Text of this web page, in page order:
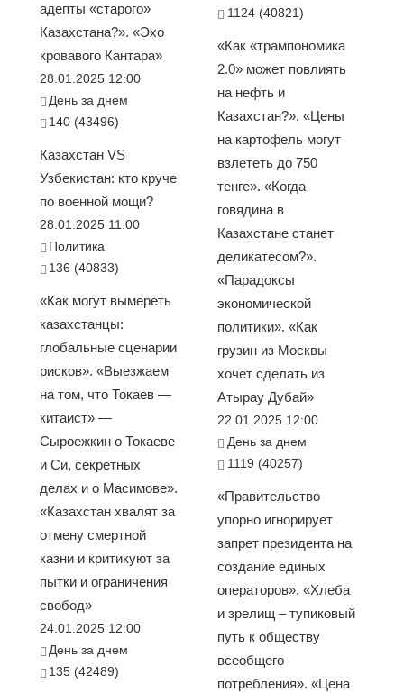
адепты «старого»
Казахстана?». «Эхо
кровавого Кантара»
28.01.2025 12:00
День за днем
140 (43496)
Казахстан VS
Узбекистан: кто круче
по военной мощи?
28.01.2025 11:00
Политика
136 (40833)
«Как могут вымереть
казахстанцы:
глобальные сценарии
рисков». «Выезжаем
на том, что Токаев —
китаист» —
Сыроежкин о Токаеве
и Си, секретных
делах и о Масимове».
«Казахстан хвалят за
отмену смертной
казни и критикуют за
пытки и ограничения
свобод»
24.01.2025 12:00
День за днем
135 (42489)
1124 (40821)
«Как «трампономика
2.0» может повлиять
на нефть и
Казахстан?». «Цены
на картофель могут
взлететь до 750
тенге». «Когда
говядина в
Казахстане станет
деликатесом?».
«Парадоксы
экономической
политики». «Как
грузин из Москвы
хочет сделать из
Атырау Дубай»
22.01.2025 12:00
День за днем
1119 (40257)
«Правительство
упорно игнорирует
запрет президента на
создание единых
операторов». «Хлеба
и зрелищ – тупиковый
путь к обществу
всеобщего
потребления». «Цена